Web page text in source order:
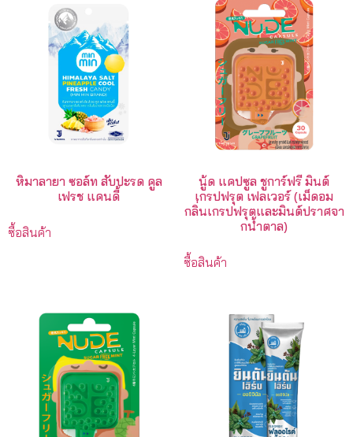
หิมาลายา ซอล์ท สับปะรด คูล
เฟรช แคนดี้
ซื้อสินค้า
นู้ด แคปซูล ชูการ์ฟรี มินต์
เกรปฟรุต เฟลเวอร์ (เม็ดอม
กลิ่นเกรปฟรุตและมินต์ปราศจา
กน้ําตาล)
ซื้อสินค้า